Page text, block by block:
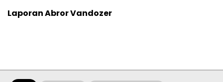
Laporan Abror Vandozer